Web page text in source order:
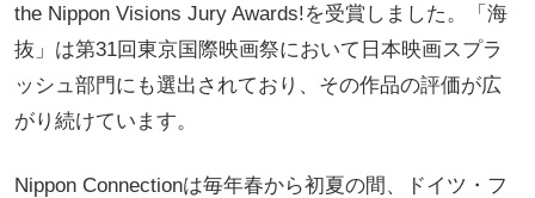
the Nippon Visions Jury Awards!を受賞しました。「海
抜」は第31回東京国際映画祭において日本映画スプラ
ッシュ部門にも選出されており、その作品の評価が広
がり続けています。
Nippon Connectionは毎年春から初夏の間、ドイツ・フ